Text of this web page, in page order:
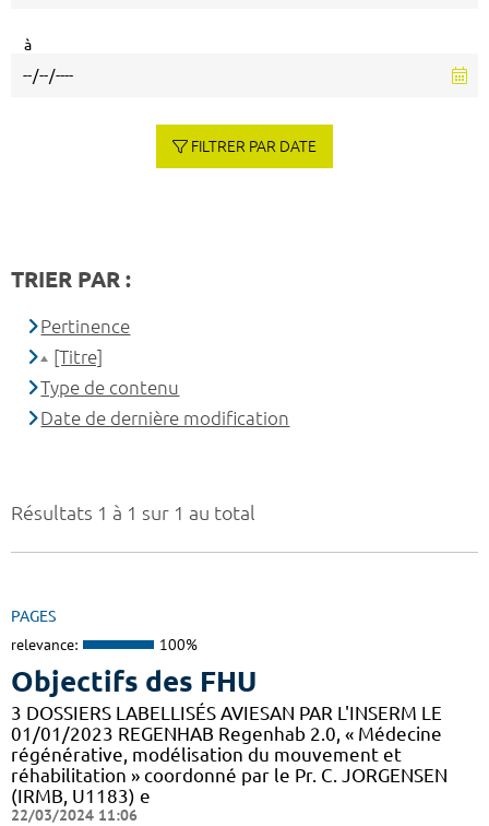
Résultats 1 à 1 sur 1 au total
PAGES
relevance: 100%
Objectifs des FHU
3 DOSSIERS LABELLISÉS AVIESAN PAR L'INSERM LE
01/01/2023 REGENHAB Regenhab 2.0, « Médecine
régénérative, modélisation du mouvement et
réhabilitation » coordonné par le Pr. C. JORGENSEN
(IRMB, U1183) e
22/03/2024 11:06
à
FILTRER PAR DATE
TRIER PAR :
Pertinence
[Titre]
Type de contenu
Date de dernière modification